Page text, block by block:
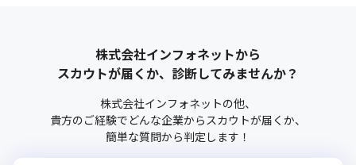
株式会社インフォネットから
スカウトが届くか、診断してみませんか？
株式会社インフォネットの他、
貴方のご経験でどんな企業からスカウトが届くか、
簡単な質問から判定します！